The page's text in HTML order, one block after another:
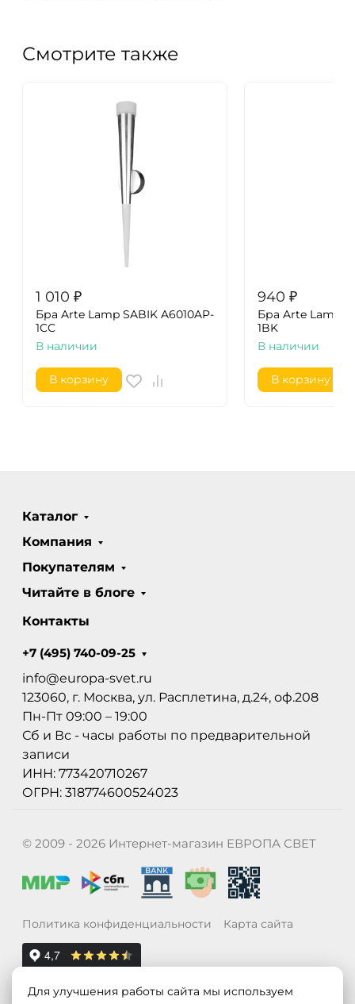
Смотрите также
1 010 ₽
Бра Arte Lamp SABIK A6010AP-
1CC
В наличии
В корзину
940 ₽
Бра Arte Lamp
1BK
В наличии
В корзину
Каталог
Компания
Покупателям
Читайте в блоге
Контакты
+7 (495) 740-09-25
info@europa-svet.ru
123060, г. Москва, ул. Расплетина, д.24, оф.208
Пн-Пт 09:00 – 19:00
Сб и Вс - часы работы по предварительной
записи
ИНН: 773420710267
ОГРН: 318774600524023
© 2009 - 2026 Интернет-магазин ЕВРОПА СВЕТ
Политика конфиденциальности Карта сайта
Для улучшения работы сайта мы используем